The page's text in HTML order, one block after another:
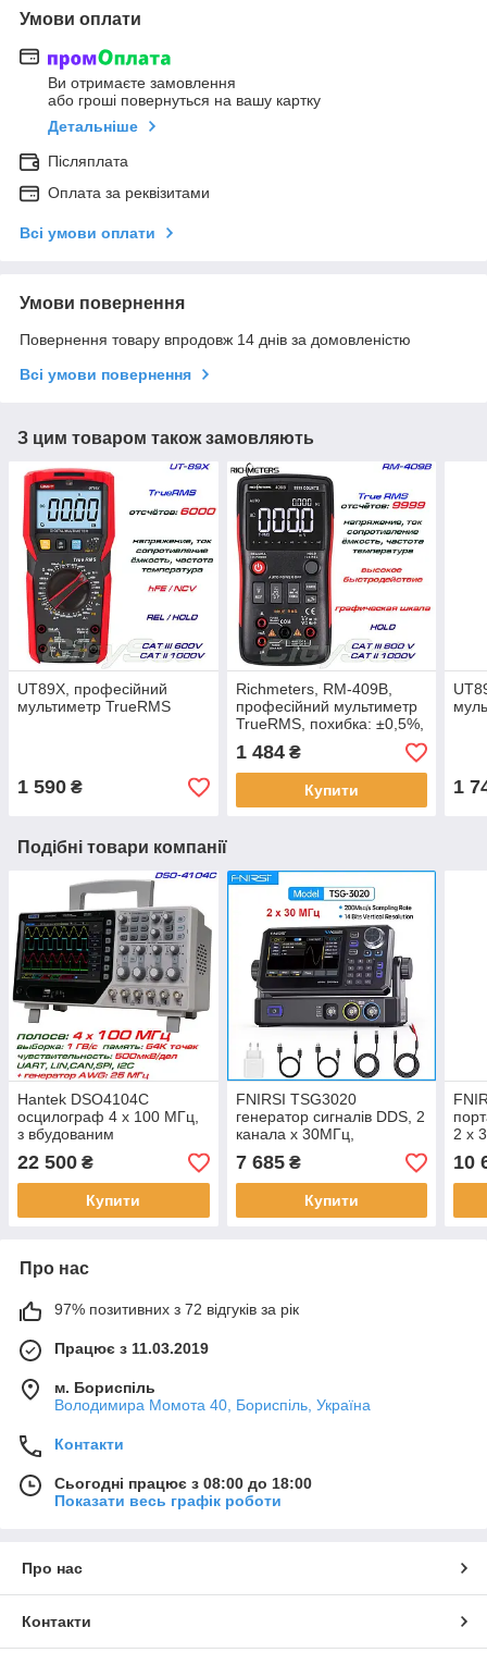
Умови оплати
Ви отримаєте замовлення
або гроші повернуться на вашу картку
Детальніше
Післяплата
Оплата за реквізитами
Всі умови оплати
Умови повернення
Повернення товару впродовж 14 днів за домовленістю
Всі умови повернення
З цим товаром також замовляють
UT89X, професійний
мультиметр TrueRMS
1 590 ₴
Richmeters, RM-409B,
професійний мультиметр
TrueRMS, похибка: ±0,5%,
відліків: 9999, напруга:
1000В/750В,
1 484₴
Купити 1
Подібні товари компанії
Hantek DSO4104C
осцилограф 4 х 100 МГц,
з вбудованим
22 500 ₴
Купити
FNIRSI TSG3020
генератор сигналів DDS, 2
канала х 30МГц,
виборка: 200 МВ/с,
роздільність: 14 бит,
7 685₴
Купити
2 x
10
Про нас
97% позитивних з 72 відгуків за рік
Працює з 11.03.2019
м. Бориспіль
Володимира Момота 40, Бориспіль, Україна
Контакти
Сьогодні працює з 08:00 до 18:00
Показати весь графік роботи
Про нас
Контакти